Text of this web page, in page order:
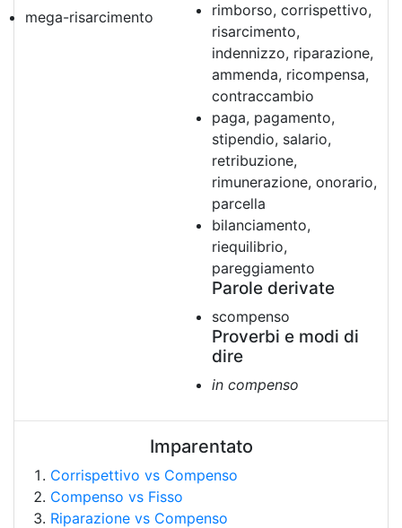
mega-risarcimento
rimborso, corrispettivo,
risarcimento,
indennizzo, riparazione,
ammenda, ricompensa,
contraccambio
paga, pagamento,
stipendio, salario,
retribuzione,
rimunerazione, onorario,
parcella
bilanciamento,
riequilibrio,
pareggiamento
Parole derivate
scompenso
Proverbi e modi di
dire
in compenso
Imparentato
Corrispettivo vs Compenso
Compenso vs Fisso
Riparazione vs Compenso